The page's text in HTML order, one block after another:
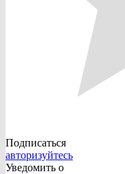
Подписаться
авторизуйтесь
Уведомить о